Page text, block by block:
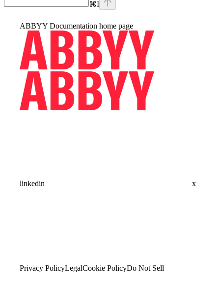
⌘I
ABBYY Documentation home page
linkedin x
Privacy PolicyLegalCookie PolicyDo Not Sell